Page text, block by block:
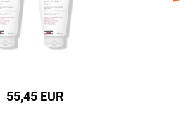
55,45 EUR